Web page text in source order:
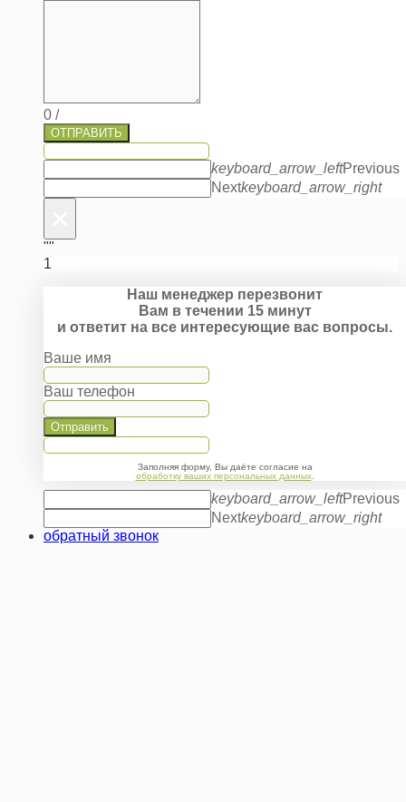
0 /
ОТПРАВИТЬ
keyboard_arrow_leftPrevious
Nextkeyboard_arrow_right
""
1
Наш менеджер перезвонит
Вам в течении 15 минут
и ответит на все интересующие вас вопросы.
Ваше имя
Ваш телефон
Отправить
Заполняя форму, Вы даёте согласие на
обработку ваших персональных данных.
keyboard_arrow_leftPrevious
Nextkeyboard_arrow_right
обратный звонок